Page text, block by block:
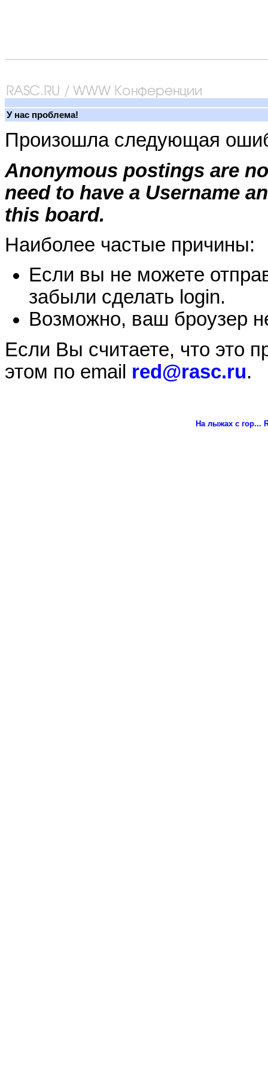
У нас проблема!
Произошла следующая
Anonymous postings are
need to have a Username
this board.
Наиболее частые причины:
Если вы не можете
забыли сделать login.
Возможно, ваш броузер
Если Вы считаете, что это
этом по email red@rasc.ru.
На лыжах с гор...